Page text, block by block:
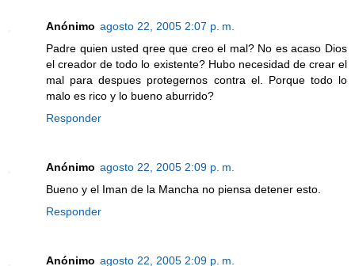
Anónimo agosto 22, 2005 2:07 p. m.
Padre quien usted qree que creo el mal? No es acaso Dios
el creador de todo lo existente? Hubo necesidad de crear el
mal para despues protegernos contra el. Porque todo lo
malo es rico y lo bueno aburrido?
Responder
Anónimo agosto 22, 2005 2:09 p. m.
Bueno y el Iman de la Mancha no piensa detener esto.
Responder
Anónimo agosto 22, 2005 2:09 p. m.